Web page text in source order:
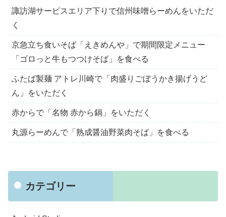
諏訪湖サービスエリア下りで信州味噌らーめんをいただ
く
京急立ち食いそば「えきめんや」で期間限定メニュー
「ゴロっと牛もつつけそば」を食べる
ふたば製麺 アトレ川崎で「肉盛りごぼうかき揚げうど
ん」をいただく
赤からで「名物 赤から鍋」をいただく
丸源らーめんで「熟成醤油野菜肉そば」を食べる
カテゴリー